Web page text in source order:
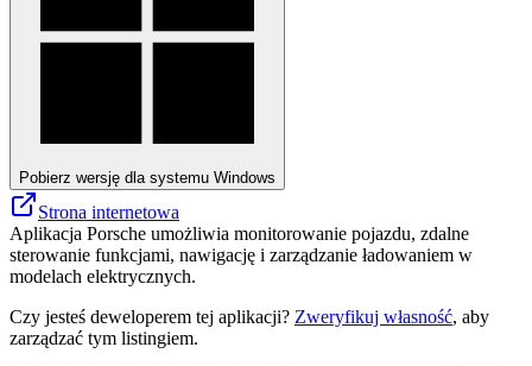
Pobierz wersję dla systemu Windows
Strona internetowa
Aplikacja Porsche umożliwia monitorowanie pojazdu, zdalne
sterowanie funkcjami, nawigację i zarządzanie ładowaniem w
modelach elektrycznych.
Czy jesteś deweloperem tej aplikacji? Zweryfikuj własność, aby
zarządzać tym listingiem.